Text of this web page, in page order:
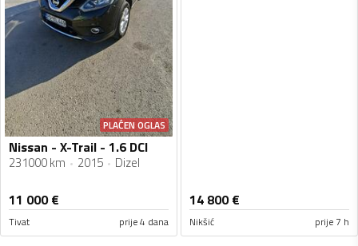
PLAĆEN OGLAS
Nissan - X-Trail - 1.6 DCI
231000 km 2015 Dizel
11 000€
Tivat prije 4 dana
14 800€
Nikšić prije 7 h